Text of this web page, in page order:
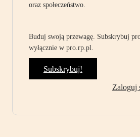
oraz społeczeństwo.
Buduj swoją przewagę. Subskrybuj
wyłącznie w pro.rp.pl.
Subskrybuj!
Zaloguj